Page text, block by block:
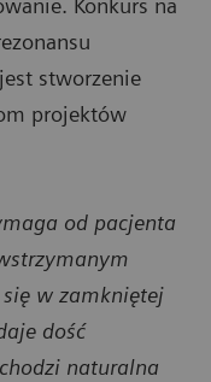
Konkurs na
stworzenie
projektów
od pacjenta
w zamkniętej
dość
naturalna